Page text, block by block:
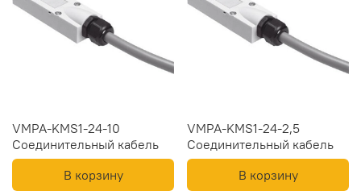
VMPA-KMS1-24-10
Соединительный кабель
В корзину
VMPA-KMS1-24-2,5
Соединительный кабель
В корзину